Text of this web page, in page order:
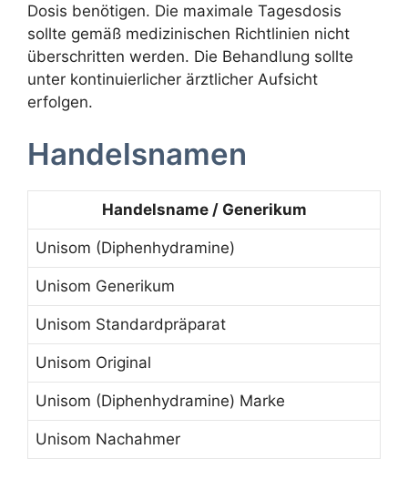
Dosis benötigen. Die maximale Tagesdosis
sollte gemäß medizinischen Richtlinien nicht
überschritten werden. Die Behandlung sollte
unter kontinuierlicher ärztlicher Aufsicht
erfolgen.
Handelsnamen
Handelsname / Generikum
Unisom (Diphenhydramine)
Unisom Generikum
Unisom Standardpräparat
Unisom Original
Unisom (Diphenhydramine) Marke
Unisom Nachahmer